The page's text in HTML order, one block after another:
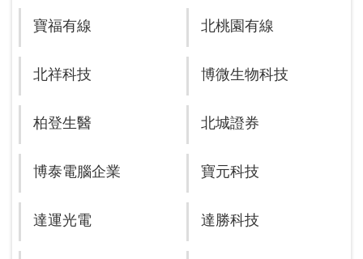
寶福有線 北桃園有線
北祥科技 博微生物科技
柏登生醫 北城證券
博泰電腦企業 寶元科技
達運光電 達勝科技